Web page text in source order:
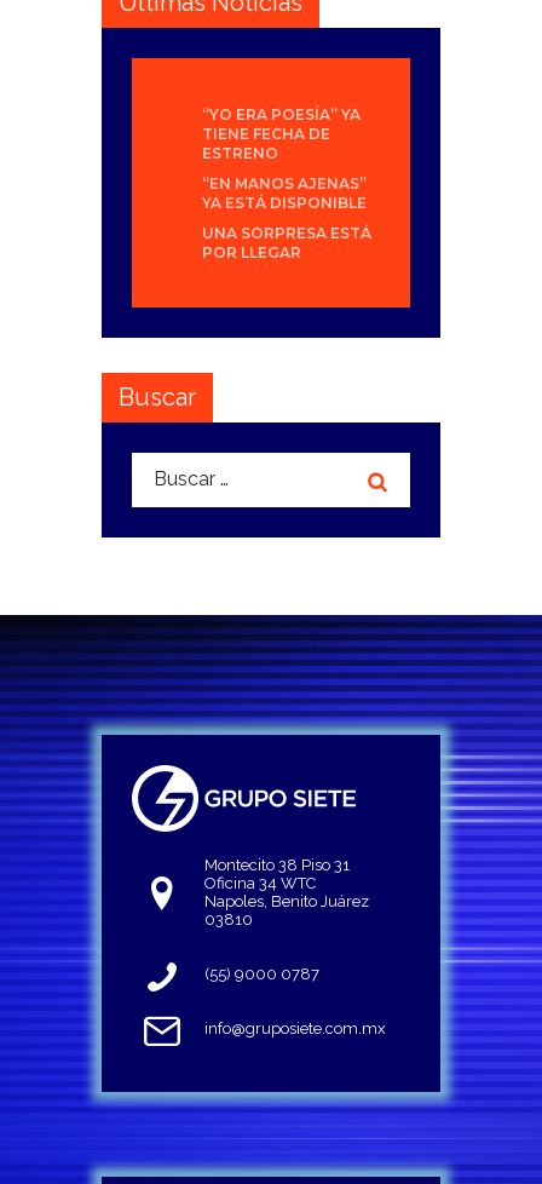
“YO ERA POESÍA” YA
TIENE FECHA DE
ESTRENO
“EN MANOS AJENAS”
YA ESTÁ DISPONIBLE
UNA SORPRESA ESTÁ
POR LLEGAR
Buscar
Buscar:
Montecito 38 Piso 31
Oficina 34 WTC
Napoles, Benito Juárez
03810
(55) 9000 0787
info@gruposiete.com.mx